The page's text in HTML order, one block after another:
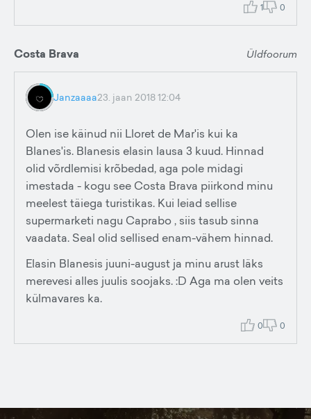
1 0
Costa Brava Üldfoorum
Janzaaaa23. jaan 2018 12:04
Olen ise käinud nii Lloret de Mar'is kui ka
Blanes'is. Blanesis elasin lausa 3 kuud. Hinnad
olid võrdlemisi krõbedad, aga pole midagi
imestada - kogu see Costa Brava piirkond minu
meelest täiega turistikas. Kui leiad sellise
supermarketi nagu Caprabo , siis tasub sinna
vaadata. Seal olid sellised enam-vähem hinnad.
Elasin Blanesis juuni-august ja minu arust läks
merevesi alles juulis soojaks. :D Aga ma olen veits
külmavares ka.
0 0